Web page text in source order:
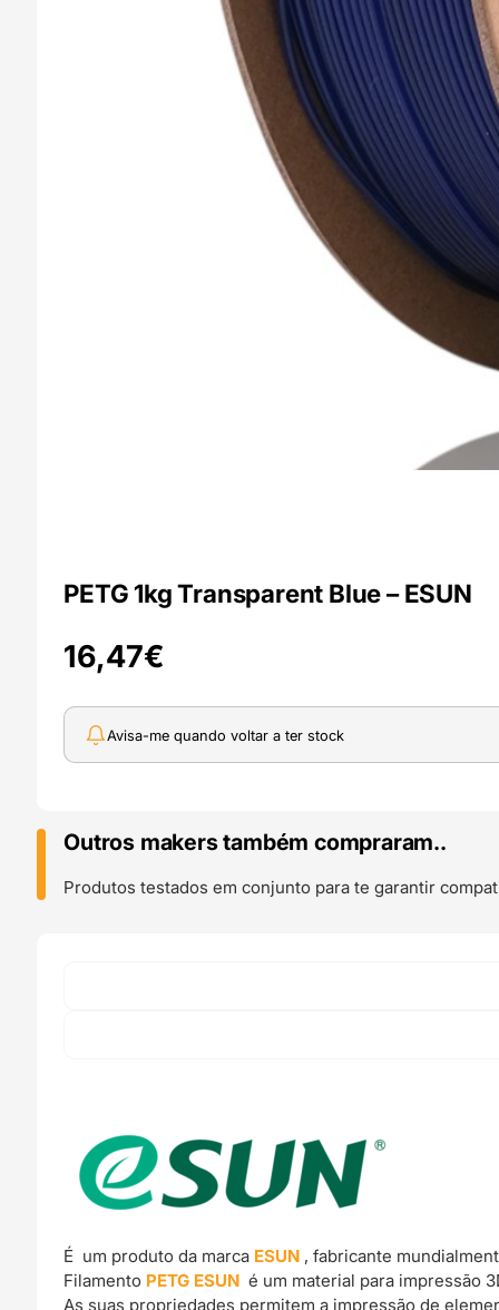
PETG 1kg Transparent Blue – ESUN
16,47€
Avisa-me quando voltar a ter stock
Outros makers também compraram..
Produtos testados em conjunto para te garantir
É um produto da marca ESUN , fabricante
Filamento PETG ESUN é um material para impressão
As suas propriedades permitem a impressão de